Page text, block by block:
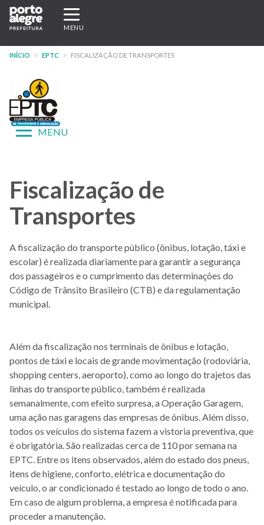
Pular
para
conteúdo
Expandir/recolher
navegação
MENU
INÍCIO EPTC FISCALIZAÇÃO DE TRANSPORTES
-
site
EPTC
Expandir/recolher
MENU
Fiscalização de
Transportes
A fiscalização do transporte público (ônibus, lotação, táxi e
escolar) é realizada diariamente para garantir a segurança
dos passageiros e o cumprimento das determinações do
Código de Trânsito Brasileiro (CTB) e da regulamentação
municipal.
Além da fiscalização nos terminais de ônibus e lotação,
pontos de táxi e locais de grande movimentação (rodoviária,
shopping centers, aeroporto), como ao longo do trajetos das
linhas do transporte público, também é realizada
semanalmente, com efeito surpresa, a Operação Garagem,
uma ação nas garagens das empresas de ônibus. Além disso,
todos os veículos do sistema fazem a vistoria preventiva, que
é obrigatória. São realizadas cerca de 110 por semana na
EPTC. Entre os itens observados, além do estado dos pneus,
itens de higiene, conforto, elétrica e documentação do
veículo, o ar condicionado é testado ao longo de todo o ano.
Em caso de algum problema, a empresa é notificada para
proceder a manutenção.